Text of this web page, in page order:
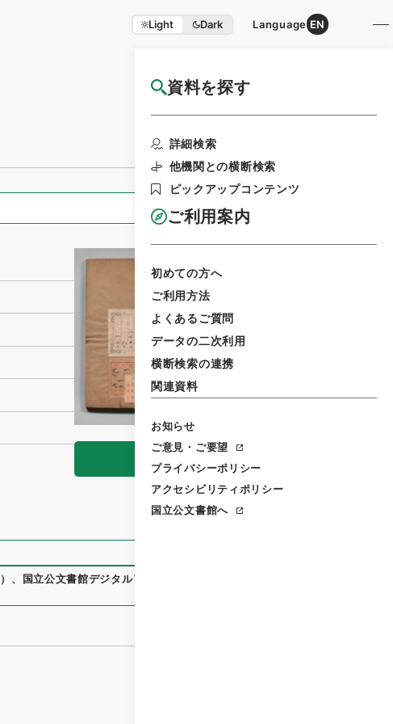
Light Dark Language EN
資料を探す
詳細検索
他機関との横断検索
ピックアップコンテンツ
ご利用案内
初めての方へ
ご利用方法
よくあるご質問
データの二次利用
横断検索の連携
関連資料
お知らせ
ご意見・ご要望
プライバシーポリシー
アクセシビリティポリシー
国立公文書館へ
国立公文書館HP利用案内
全ての情報
） 、 国立公文書館デジタルアーカイブ